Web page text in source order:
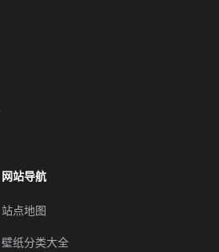
网站导航
站点地图
壁纸分类大全